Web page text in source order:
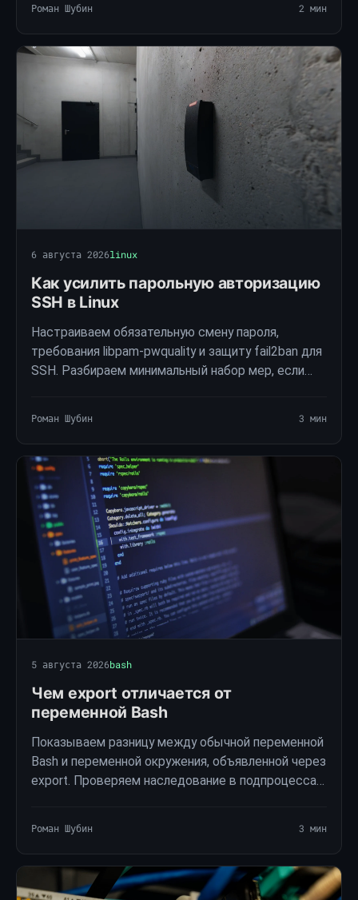
Роман Шубин 2 мин
6 августа 2026linux
Как усилить парольную авторизацию
SSH в Linux
Настраиваем обязательную смену пароля,
требования libpam-pwquality и защиту fail2ban для
SSH. Разбираем минимальный набор мер, если
Роман Шубин 3 мин
5 августа 2026bash
Чем export отличается от
переменной Bash
Показываем разницу между обычной переменной
Bash и переменной окружения, объявленной через
export. Проверяем наследование в подпроцессах
Роман Шубин 3 мин